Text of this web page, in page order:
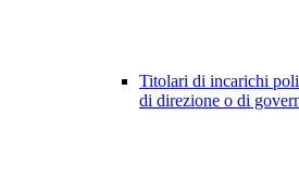
Titolari di incarichi
di direzione o di